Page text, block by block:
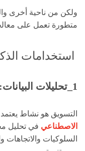
ولكن من ناحية أخرى
متطورة تعمل على
استخدامات
1_تحليلات البيانات:
التسويق هو نشاط يعتمد
الاصطناعي في تحليل
السلوكيات والاتجاهات